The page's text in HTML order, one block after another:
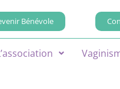
Bénévole